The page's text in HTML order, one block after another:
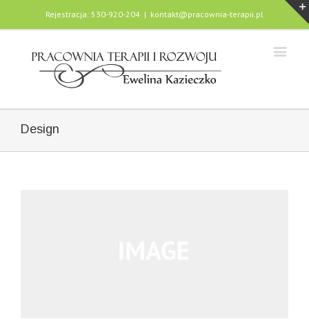
Rejestracja: 530-920-204 | kontakt@pracownia-terapii.pl
Design